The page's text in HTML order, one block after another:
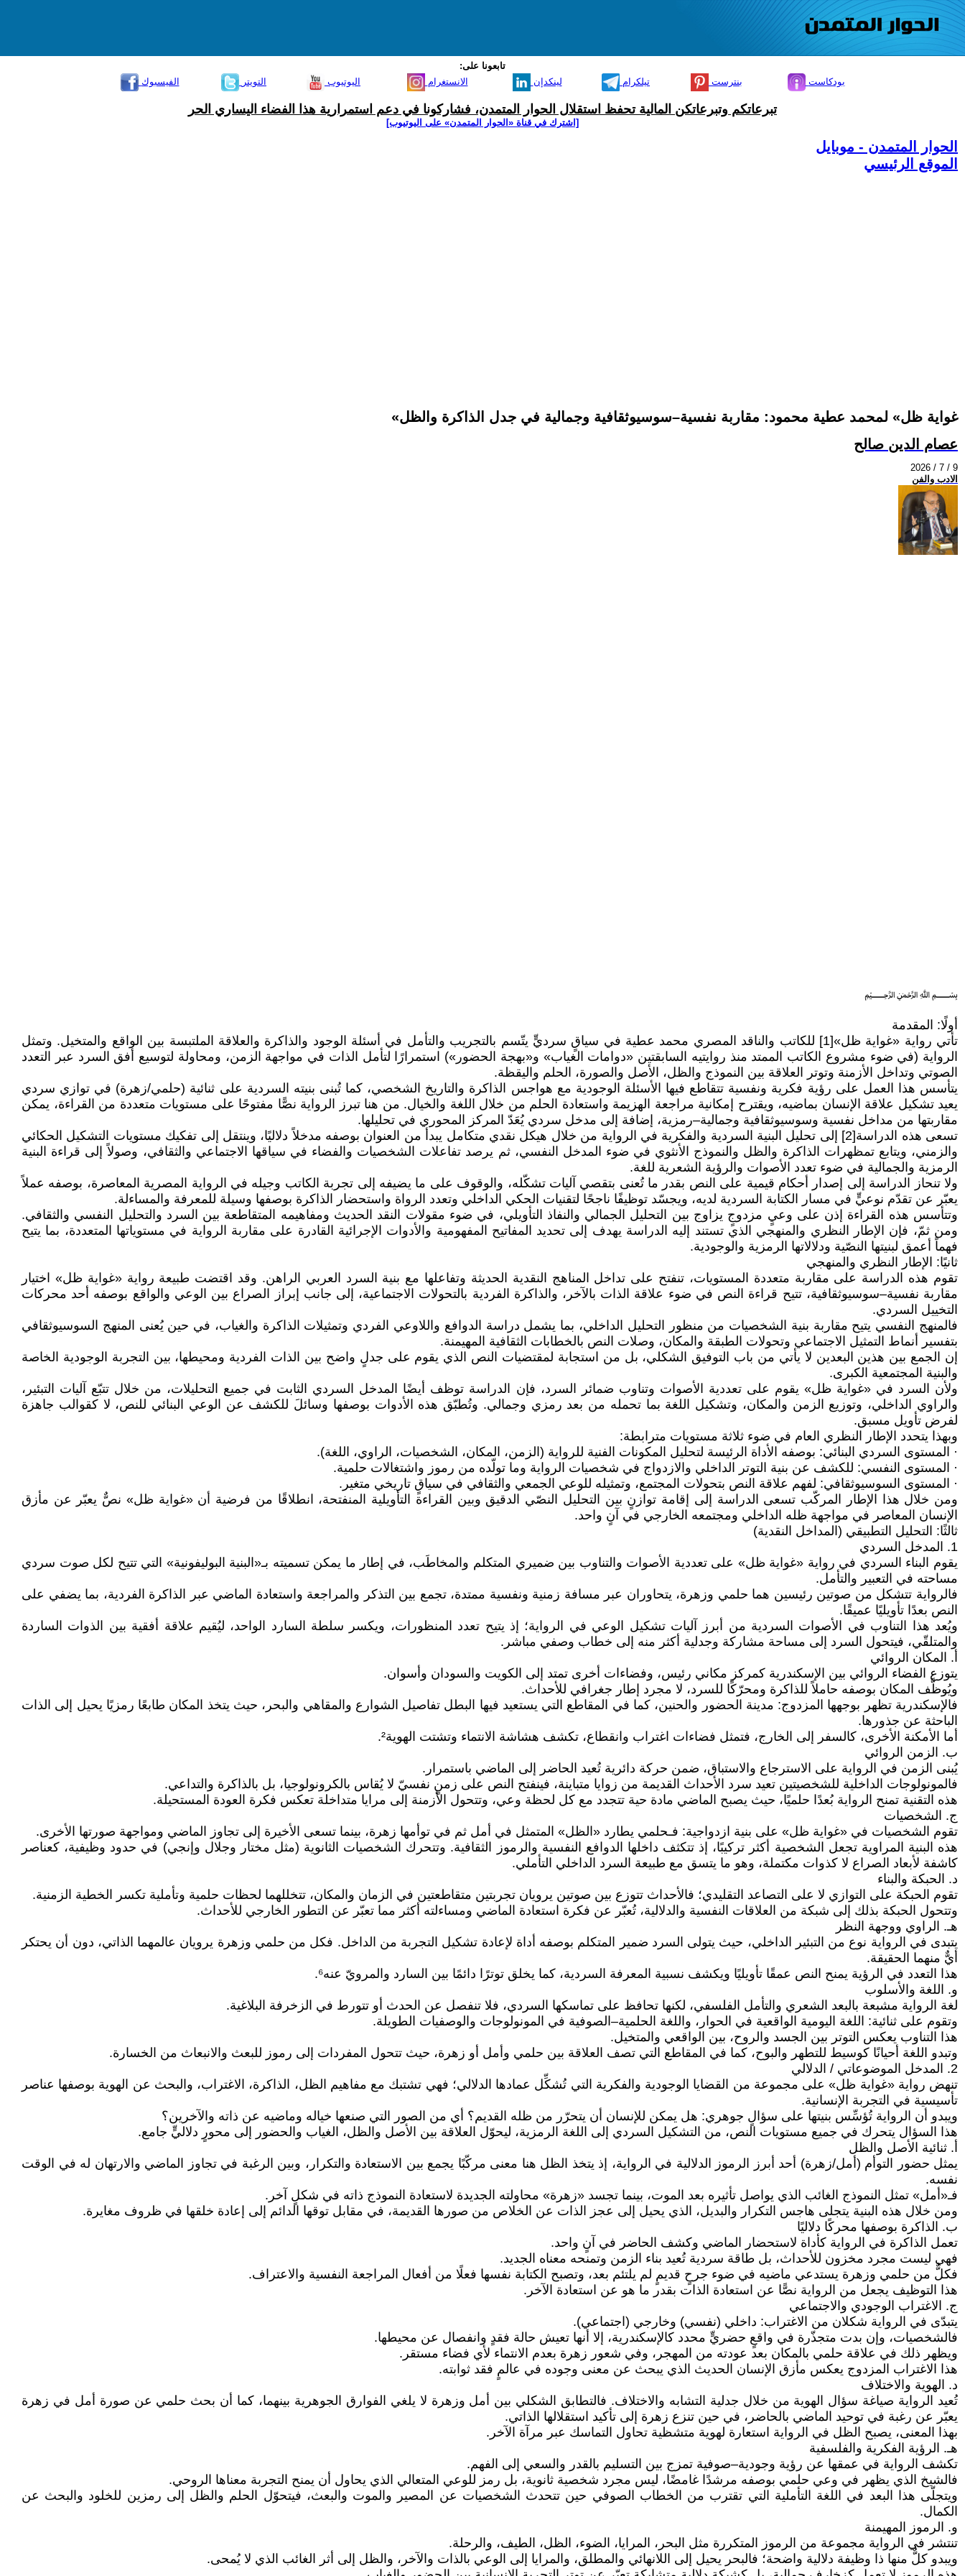
تابعونا على:
الفيسبوك
التويتر اليوتيوب الانستغرام لينكدإن تيلكرام بنترست بودكاست
تبرعاتكم وتبرعاتكن المالية تحفظ استقلال الحوار المتمدن، فشاركونا في دعم استمرارية هذا الفضاء اليساري الحر
[اشترك في قناة ‫«الحوار المتمدن» على اليوتيوب]
الحوار المتمدن - موبايل
الموقع الرئيسي
«غواية ظل» لمحمد عطية محمود: مقاربة نفسية–سوسيوثقافية وجمالية في جدل الذاكرة والظل
عصام الدين صالح
2026 / 7 / 9
الادب والفن
﷽
أولًا: المقدمة
تأتي رواية «غواية ظل»[1] للكاتب والناقد المصري محمد عطية في سياقٍ سرديٍّ يتّسم بالتجريب والتأمل في أسئلة الوجود والذاكرة والعلاقة الملتبسة بين الواقع والمتخيل. وتمثل
الرواية (في ضوء مشروع الكاتب الممتد منذ روايتيه السابقتين «دوامات الغياب» و«بهجة الحضور») استمرارًا لتأمل الذات في مواجهة الزمن، ومحاولة لتوسيع أفق السرد عبر التعدد
الصوتي وتداخل الأزمنة وتوتر العلاقة بين النموذج والظل، الأصل والصورة، الحلم واليقظة.
يتأسس هذا العمل على رؤية فكرية ونفسية تتقاطع فيها الأسئلة الوجودية مع هواجس الذاكرة والتاريخ الشخصي، كما تُبنى بنيته السردية على ثنائية (حلمي/زهرة) في توازي سردي
يعيد تشكيل علاقة الإنسان بماضيه، ويقترح إمكانية مراجعة الهزيمة واستعادة الحلم من خلال اللغة والخيال. من هنا تبرز الرواية نصًّا مفتوحًا على مستويات متعددة من القراءة، يمكن
مقاربتها من مداخل نفسية وسوسيوثقافية وجمالية–رمزية، إضافة إلى مدخل سردي يُعَدّ المركز المحوري في تحليلها.
تسعى هذه الدراسة[2] إلى تحليل البنية السردية والفكرية في الرواية من خلال هيكل نقدي متكامل يبدأ من العنوان بوصفه مدخلاً دلاليًا، وينتقل إلى تفكيك مستويات التشكيل الحكائي
والزمني، ويتابع تمظهرات الذاكرة والظل والنموذج الأنثوي في ضوء المدخل النفسي، ثم يرصد تفاعلات الشخصيات والفضاء في سياقها الاجتماعي والثقافي، وصولاً إلى قراءة البنية
الرمزية والجمالية في ضوء تعدد الأصوات والرؤية الشعرية للغة.
ولا تنحاز الدراسة إلى إصدار أحكام قيمية على النص بقدر ما تُعنى بتقصي آليات تشكّله، والوقوف على ما يضيفه إلى تجربة الكاتب وجيله في الرواية المصرية المعاصرة، بوصفه عملاً
يعبّر عن تقدّم نوعيٍّ في مسار الكتابة السردية لديه، ويجسّد توظيفًا ناجحًا لتقنيات الحكي الداخلي وتعدد الرواة واستحضار الذاكرة بوصفها وسيلة للمعرفة والمساءلة.
وتتأسس هذه القراءة إذن على وعيٍ مزدوجٍ يزاوج بين التحليل الجمالي والنفاذ التأويلي، في ضوء مقولات النقد الحديث ومفاهيمه المتقاطعة بين السرد والتحليل النفسي والثقافي.
ومن ثمّ، فإن الإطار النظري والمنهجي الذي تستند إليه الدراسة يهدف إلى تحديد المفاتيح المفهومية والأدوات الإجرائية القادرة على مقاربة الرواية في مستوياتها المتعددة، بما يتيح
فهماً أعمق لبنيتها النصّية ودلالاتها الرمزية والوجودية.
ثانيًا: الإطار النظري والمنهجي
تقوم هذه الدراسة على مقاربة متعددة المستويات، تنفتح على تداخل المناهج النقدية الحديثة وتفاعلها مع بنية السرد العربي الراهن. وقد اقتضت طبيعة رواية «غواية ظل» اختيار
مقاربة نفسية–سوسيوثقافية، تتيح قراءة النص في ضوء علاقة الذات بالآخر، والذاكرة الفردية بالتحولات الاجتماعية، إلى جانب إبراز الصراع بين الوعي والواقع بوصفه أحد محركات
التخييل السردي.
فالمنهج النفسي يتيح مقاربة بنية الشخصيات من منظور التحليل الداخلي، بما يشمل دراسة الدوافع واللاوعي الفردي وتمثيلات الذاكرة والغياب، في حين يُعنى المنهج السوسيوثقافي
بتفسير أنماط التمثيل الاجتماعي وتحولات الطبقة والمكان، وصلات النص بالخطابات الثقافية المهيمنة.
إن الجمع بين هذين البعدين لا يأتي من باب التوفيق الشكلي، بل من استجابة لمقتضيات النص الذي يقوم على جدلٍ واضح بين الذات الفردية ومحيطها، بين التجربة الوجودية الخاصة
والبنية المجتمعية الكبرى.
ولأن السرد في «غواية ظل» يقوم على تعددية الأصوات وتناوب ضمائر السرد، فإن الدراسة توظف أيضًا المدخل السردي الثابت في جميع التحليلات، من خلال تتبّع آليات التبئير،
والراوي الداخلي، وتوزيع الزمن والمكان، وتشكيل اللغة بما تحمله من بعد رمزي وجمالي. وتُطبّق هذه الأدوات بوصفها وسائلَ للكشف عن الوعي البنائي للنص، لا كقوالب جاهزة
لفرض تأويل مسبق.
وبهذا يتحدد الإطار النظري العام في ضوء ثلاثة مستويات مترابطة:
· المستوى السردي البنائي: بوصفه الأداة الرئيسة لتحليل المكونات الفنية للرواية (الزمن، المكان، الشخصيات، الراوي، اللغة).
· المستوى النفسي: للكشف عن بنية التوتر الداخلي والازدواج في شخصيات الرواية وما تولّده من رموز واشتغالات حلمية.
· المستوى السوسيوثقافي: لفهم علاقة النص بتحولات المجتمع، وتمثيله للوعي الجمعي والثقافي في سياقٍ تاريخي متغير.
ومن خلال هذا الإطار المركّب تسعى الدراسة إلى إقامة توازنٍ بين التحليل النصّي الدقيق وبين القراءة التأويلية المنفتحة، انطلاقًا من فرضية أن «غواية ظل» نصٌّ يعبّر عن مأزق
الإنسان المعاصر في مواجهة ظله الداخلي ومجتمعه الخارجي في آنٍ واحد.
ثالثًا: التحليل التطبيقي (المداخل النقدية)
1. المدخل السردي
يقوم البناء السردي في رواية «غواية ظل» على تعددية الأصوات والتناوب بين ضميري المتكلم والمخاطَب، في إطار ما يمكن تسميته بـ«البنية البوليفونية» التي تتيح لكل صوت سردي
مساحته في التعبير والتأمل.
فالرواية تتشكل من صوتين رئيسين هما حلمي وزهرة، يتحاوران عبر مسافة زمنية ونفسية ممتدة، تجمع بين التذكر والمراجعة واستعادة الماضي عبر الذاكرة الفردية، بما يضفي على
النص بعدًا تأويليًا عميقًا.
ويُعد هذا التناوب في الأصوات السردية من أبرز آليات تشكيل الوعي في الرواية؛ إذ يتيح تعدد المنظورات، ويكسر سلطة السارد الواحد، ليُقيم علاقة أفقية بين الذوات الساردة
والمتلقّي، فيتحول السرد إلى مساحة مشاركة وجدلية أكثر منه إلى خطاب وصفي مباشر.
أ. المكان الروائي
يتوزع الفضاء الروائي بين الإسكندرية كمركز مكاني رئيس، وفضاءات أخرى تمتد إلى الكويت والسودان وأسوان.
ويُوظَّف المكان بوصفه حاملاً للذاكرة ومحرّكًا للسرد، لا مجرد إطار جغرافي للأحداث.
فالإسكندرية تظهر بوجهها المزدوج: مدينة الحضور والحنين، كما في المقاطع التي يستعيد فيها البطل تفاصيل الشوارع والمقاهي والبحر، حيث يتخذ المكان طابعًا رمزيًا يحيل إلى الذات
الباحثة عن جذورها.
أما الأمكنة الأخرى، كالسفر إلى الخارج، فتمثل فضاءات اغتراب وانقطاع، تكشف هشاشة الانتماء وتشتت الهوية².
ب. الزمن الروائي
يُبنى الزمن في الرواية على الاسترجاع والاستباق، ضمن حركة دائرية تُعيد الحاضر إلى الماضي باستمرار.
فالمونولوجات الداخلية للشخصيتين تعيد سرد الأحداث القديمة من زوايا متباينة، فينفتح النص على زمنٍ نفسيّ لا يُقاس بالكرونولوجيا، بل بالذاكرة والتداعي.
هذه التقنية تمنح الرواية بُعدًا حلميًا، حيث يصبح الماضي مادة حية تتجدد مع كل لحظة وعي، وتتحول الأزمنة إلى مرايا متداخلة تعكس فكرة العودة المستحيلة.
ج. الشخصيات
تقوم الشخصيات في «غواية ظل» على بنية ازدواجية: فـحلمي يطارد «الظل» المتمثل في أمل ثم في توأمها زهرة، بينما تسعى الأخيرة إلى تجاوز الماضي ومواجهة صورتها الأخرى.
هذه البنية المراوية تجعل الشخصية أكثر تركيبًا، إذ تتكثف داخلها الدوافع النفسية والرموز الثقافية. وتتحرك الشخصيات الثانوية (مثل مختار وجلال وإنجي) في حدود وظيفية، كعناصر
كاشفة لأبعاد الصراع لا كذوات مكتملة، وهو ما يتسق مع طبيعة السرد الداخلي التأملي.
د. الحبكة والبناء
تقوم الحبكة على التوازي لا على التصاعد التقليدي؛ فالأحداث تتوزع بين صوتين يرويان تجربتين متقاطعتين في الزمان والمكان، تتخللهما لحظات حلمية وتأملية تكسر الخطية الزمنية.
وتتحول الحبكة بذلك إلى شبكة من العلاقات النفسية والدلالية، تُعبّر عن فكرة استعادة الماضي ومساءلته أكثر مما تعبّر عن التطور الخارجي للأحداث.
هـ. الراوي ووجهة النظر
يتبدى في الرواية نوع من التبئير الداخلي، حيث يتولى السرد ضمير المتكلم بوصفه أداة لإعادة تشكيل التجربة من الداخل. فكل من حلمي وزهرة يرويان عالمهما الذاتي، دون أن يحتكر
أيٌّ منهما الحقيقة.
هذا التعدد في الرؤية يمنح النص عمقًا تأويليًا ويكشف نسبية المعرفة السردية، كما يخلق توترًا دائمًا بين السارد والمرويّ عنه⁶.
و. اللغة والأسلوب
لغة الرواية مشبعة بالبعد الشعري والتأمل الفلسفي، لكنها تحافظ على تماسكها السردي، فلا تنفصل عن الحدث أو تتورط في الزخرفة البلاغية.
وتقوم على ثنائية: اللغة اليومية الواقعية في الحوار، واللغة الحلمية–الصوفية في المونولوجات والوصفيات الطويلة.
هذا التناوب يعكس التوتر بين الجسد والروح، بين الواقعي والمتخيل.
وتبدو اللغة أحيانًا كوسيط للتطهر والبوح، كما في المقاطع التي تصف العلاقة بين حلمي وأمل أو زهرة، حيث تتحول المفردات إلى رموز للبعث والانبعاث من الخسارة.
2. المدخل الموضوعاتي / الدلالي
تنهض رواية «غواية ظل» على مجموعة من القضايا الوجودية والفكرية التي تُشكِّل عمادها الدلالي؛ فهي تشتبك مع مفاهيم الظل، الذاكرة، الاغتراب، والبحث عن الهوية بوصفها عناصر
تأسيسية في التجربة الإنسانية.
ويبدو أن الرواية تُؤسِّس بنيتها على سؤالٍ جوهري: هل يمكن للإنسان أن يتحرّر من ظله القديم؟ أي من الصور التي صنعها خياله وماضيه عن ذاته والآخرين؟
هذا السؤال يتحرك في جميع مستويات النص، من التشكيل السردي إلى اللغة الرمزية، ليحوّل العلاقة بين الأصل والظل، الغياب والحضور إلى محورٍ دلاليٍّ جامع.
أ. ثنائية الأصل والظل
يمثل حضور التوأم (أمل/زهرة) أحد أبرز الرموز الدلالية في الرواية، إذ يتخذ الظل هنا معنى مركّبًا يجمع بين الاستعادة والتكرار، وبين الرغبة في تجاوز الماضي والارتهان له في الوقت
نفسه.
فـ«أمل» تمثل النموذج الغائب الذي يواصل تأثيره بعد الموت، بينما تجسد «زهرة» محاولته الجديدة لاستعادة النموذج ذاته في شكلٍ آخر.
ومن خلال هذه البنية يتجلى هاجس التكرار والبديل، الذي يحيل إلى عجز الذات عن الخلاص من صورها القديمة، في مقابل توقها الدائم إلى إعادة خلقها في ظروف مغايرة.
ب. الذاكرة بوصفها محركًا دلاليًا
تعمل الذاكرة في الرواية كأداة لاستحضار الماضي وكشف الحاضر في آنٍ واحد.
فهي ليست مجرد مخزون للأحداث، بل طاقة سردية تُعيد بناء الزمن وتمنحه معناه الجديد.
فكلٌّ من حلمي وزهرة يستدعي ماضيه في ضوء جرحٍ قديمٍ لم يلتئم بعد، وتصبح الكتابة نفسها فعلًا من أفعال المراجعة النفسية والاعتراف.
هذا التوظيف يجعل من الرواية نصًّا عن استعادة الذات بقدر ما هو عن استعادة الآخر.
ج. الاغتراب الوجودي والاجتماعي
يتبدّى في الرواية شكلان من الاغتراب: داخلي (نفسي) وخارجي (اجتماعي).
فالشخصيات، وإن بدت متجذّرة في واقعٍ حضريٍّ محدد كالإسكندرية، إلا أنها تعيش حالة فقدٍ وانفصال عن محيطها.
ويظهر ذلك في علاقة حلمي بالمكان بعد عودته من المهجر، وفي شعور زهرة بعدم الانتماء لأي فضاء مستقر.
هذا الاغتراب المزدوج يعكس مأزق الإنسان الحديث الذي يبحث عن معنى وجوده في عالمٍ فقد ثوابته.
د. الهوية والاختلاف
تُعيد الرواية صياغة سؤال الهوية من خلال جدلية التشابه والاختلاف. فالتطابق الشكلي بين أمل وزهرة لا يلغي الفوارق الجوهرية بينهما، كما أن بحث حلمي عن صورة أمل في زهرة
يعبّر عن رغبة في توحيد الماضي بالحاضر، في حين تنزع زهرة إلى تأكيد استقلالها الذاتي.
بهذا المعنى، يصبح الظل في الرواية استعارة لهوية متشظية تحاول التماسك عبر مرآة الآخر.
هـ. الرؤية الفكرية والفلسفية
تكشف الرواية في عمقها عن رؤية وجودية–صوفية تمزج بين التسليم بالقدر والسعي إلى الفهم.
فالشيخ الذي يظهر في وعي حلمي بوصفه مرشدًا غامضًا، ليس مجرد شخصية ثانوية، بل رمز للوعي المتعالي الذي يحاول أن يمنح التجربة معناها الروحي.
ويتجلّى هذا البعد في اللغة التأملية التي تقترب من الخطاب الصوفي حين تتحدث الشخصيات عن المصير والموت والبعث، فيتحوّل الحلم والظل إلى رمزين للخلود والبحث عن
الكمال.
و. الرموز المهيمنة
تنتشر في الرواية مجموعة من الرموز المتكررة مثل البحر، المرايا، الضوء، الظل، الطيف، والرحلة.
ويبدو كلٌّ منها ذا وظيفة دلالية واضحة؛ فالبحر يحيل إلى اللانهائي والمطلق، والمرايا إلى الوعي بالذات والآخر، والظل إلى أثر الغائب الذي لا يُمحى.